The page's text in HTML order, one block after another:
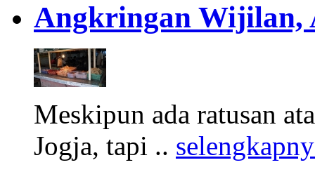
Angkringan Wijilan,
Meskipun ada ratusan
Jogja, tapi ..